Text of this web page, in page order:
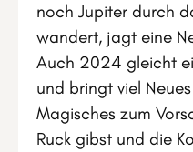
noch Jupiter durch
wandert, jagt eine
Auch 2024 gleicht
und bringt viel
Magisches zum
Ruck gibst und die